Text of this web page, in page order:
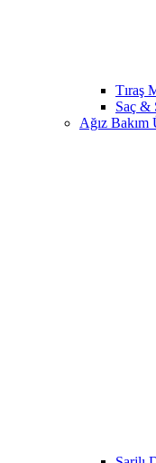
Tıraş
Saç &
Ağız Bakım